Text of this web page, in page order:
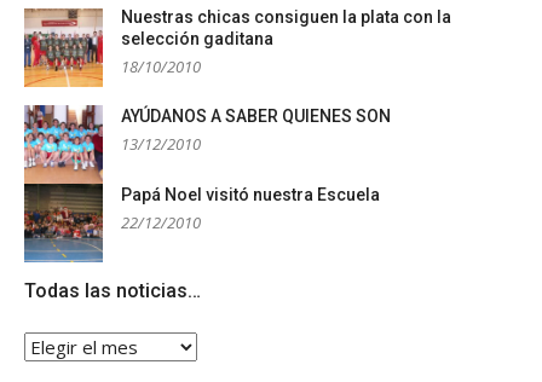
Nuestras chicas consiguen la plata con la
selección gaditana
18/10/2010
AYÚDANOS A SABER QUIENES SON
13/12/2010
Papá Noel visitó nuestra Escuela
22/12/2010
Todas las noticias…
Todas
las